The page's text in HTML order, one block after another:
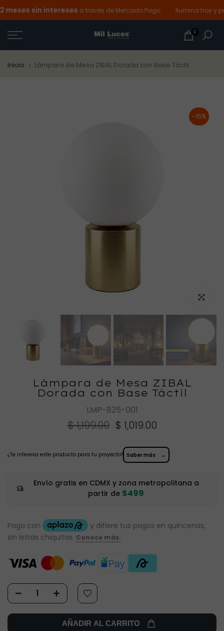
Ir
al
contenido
sin interesesa través de Mercado Pago Ilumina hoy y
0
Inicio Lámpara de Mesa ZIBAL Dorada con Base Táctil
-15%
Haz
Lámpara de Mesa ZIBAL
Dorada con Base Táctil
LMP-825-001
$ 1,199.00 $ 1,019.00
¿Te interesa este producto para tu proyecto? Saber más →
Envío gratis en CDMX y zona metropolitana a
partir de $499
AÑADIR AL CARRITO